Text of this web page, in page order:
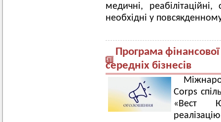
медичні,
необхідні у
Програма
середніх бізнесів
Corps
«Вест